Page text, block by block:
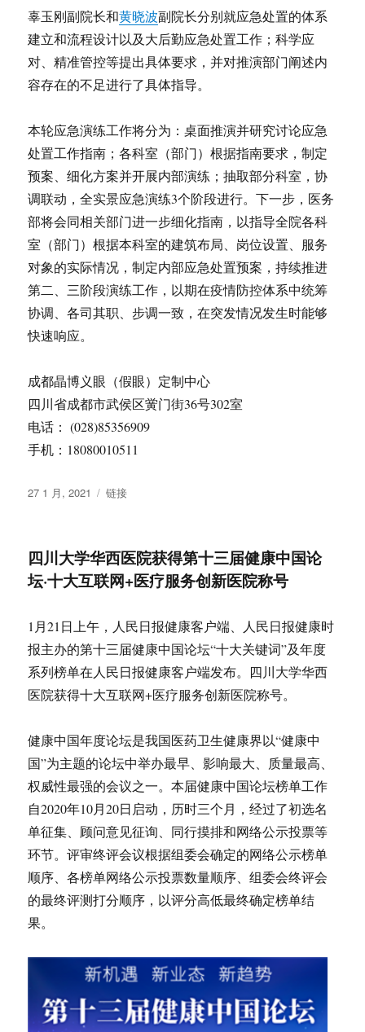
辜玉刚副院长和黄晓波副院长分别就应急处置的体系
建立和流程设计以及大后勤应急处置工作；科学应
对、精准管控等提出具体要求，并对推演部门阐述内
容存在的不足进行了具体指导。
本轮应急演练工作将分为：桌面推演并研究讨论应急
处置工作指南；各科室（部门）根据指南要求，制定
预案、细化方案并开展内部演练；抽取部分科室，协
调联动，全实景应急演练3个阶段进行。下一步，医务
部将会同相关部门进一步细化指南，以指导全院各科
室（部门）根据本科室的建筑布局、岗位设置、服务
对象的实际情况，制定内部应急处置预案，持续推进
第二、三阶段演练工作，以期在疫情防控体系中统筹
协调、各司其职、步调一致，在突发情况发生时能够
快速响应。
成都晶博义眼（假眼）定制中心
四川省成都市武侯区黉门街36号302室
电话： (028)85356909
手机：18080010511
发
27 1 月, 2021
格
链接
四川大学华西医院获得第十三届健康中国论
坛·十大互联网+医疗服务创新医院称号
1月21日上午，人民日报健康客户端、人民日报健康时
报主办的第十三届健康中国论坛“十大关键词”及年度
系列榜单在人民日报健康客户端发布。四川大学华西
医院获得十大互联网+医疗服务创新医院称号。
健康中国年度论坛是我国医药卫生健康界以“健康中
国”为主题的论坛中举办最早、影响最大、质量最高、
权威性最强的会议之一。本届健康中国论坛榜单工作
自2020年10月20日启动，历时三个月，经过了初选名
单征集、顾问意见征询、同行摸排和网络公示投票等
环节。评审终评会议根据组委会确定的网络公示榜单
顺序、各榜单网络公示投票数量顺序、组委会终评会
的最终评测打分顺序，以评分高低最终确定榜单结
果。